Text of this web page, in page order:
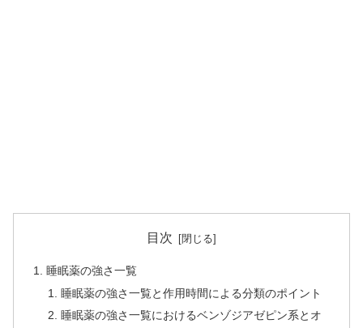
目次
睡眠薬の強さ一覧
睡眠薬の強さ一覧と作用時間による分類のポイント
睡眠薬の強さ一覧におけるベンゾジアゼピン系とオ